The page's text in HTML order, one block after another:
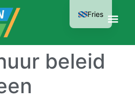
beleid
Fries